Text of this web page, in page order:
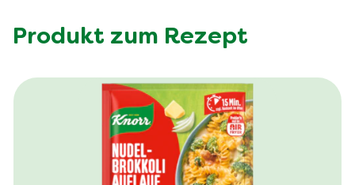
Produkt zum Rezept